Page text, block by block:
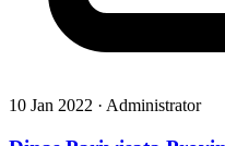
10 Jan 2022 · Administrator